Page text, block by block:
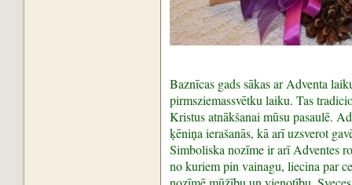
Baznīcas gads sākas ar Adventa
pirmsziemassvētku laiku. Tas
Kristus atnākšanai mūsu pasaulē.
ķēniņa ierašanās, kā arī uzsverot
Simboliska nozīme ir arī Adventes
no kuriem pin vainagu, liecina par